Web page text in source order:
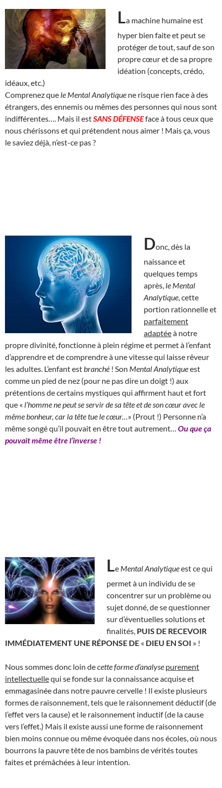
La machine humaine est
hyper bien faite et peut se
protéger de tout, sauf de son
propre cœur et de sa propre
idéation (concepts, crédo,
idéaux, etc.)
Comprenez que le Mental Analytique ne risque rien face à des
étrangers, des ennemis ou mêmes des personnes qui nous sont
indifférentes…. Mais il estSANS DÉFENSEface à tous ceux que
nous chérissons et qui prétendent nous aimer ! Mais ça, vous
le saviez déjà, n’est-ce pas ?
Donc, dès la
naissance et
quelques temps
après, le Mental
Analytique , cette
portion rationnelle et
parfaitement
adaptéeà notre
propre divinité, fonctionne à plein régime et permet à l’enfant
d’apprendre et de comprendre à une vitesse qui laisse rêveur
les adultes. L’enfant est branché ! Son Mental Analytiqueest
comme un pied de nez (pour ne pas dire un doigt !) aux
prétentions de certains mystiques qui affirment haut et fort
que « l’homme ne peut se servir de sa tête et de son cœur avec le
même bonheur, car la tête tue le cœur… » (Prout !) Personne n’a
même songé qu’il pouvait en être tout autrement… Ou que ça
pouvait même être l’inverse !
Le Mental Analytiqueest ce qui
permet à un individu de se
concentrer sur un problème ou
sujet donné, de se questionner
sur d’éventuelles solutions et
finalités, PUIS DE RECEVOIR
IMMÉDIATEMENT UNE RÉPONSE DE « DIEU EN SOI » !
Nous sommes donc loin decette formed’analyse purement
intellectuellequi se fonde sur la connaissance acquise et
emmagasinée dans notre pauvre cervelle ! Il existe plusieurs
formes de raisonnement, tels que le raisonnement déductif (de
l’effet vers la cause) et le raisonnement inductif (de la cause
vers l’effet.) Mais il existe aussi une forme de raisonnement
bien moins connue ou même évoquée dans nos écoles, où nous
bourrons la pauvre tête de nos bambins de vérités toutes
faites et prémâchées à leur intention.